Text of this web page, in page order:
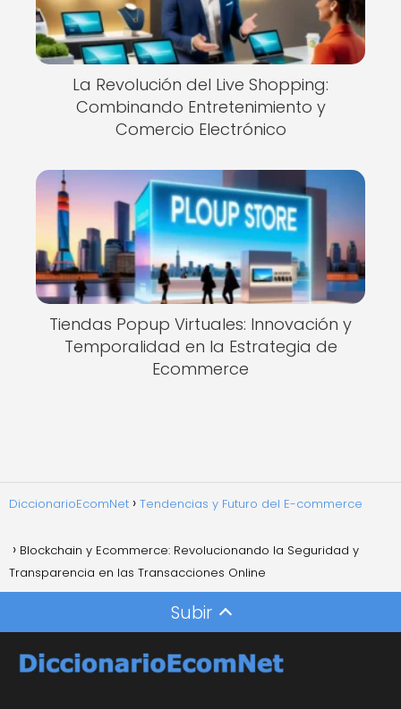
La Revolución del Live Shopping:
Combinando Entretenimiento y
Comercio Electrónico
Tiendas Popup Virtuales: Innovación y
Temporalidad en la Estrategia de
Ecommerce
DiccionarioEcomNet Tendencias y Futuro del E-commerce
Blockchain y Ecommerce: Revolucionando la Seguridad y
Transparencia en las Transacciones Online
Subir